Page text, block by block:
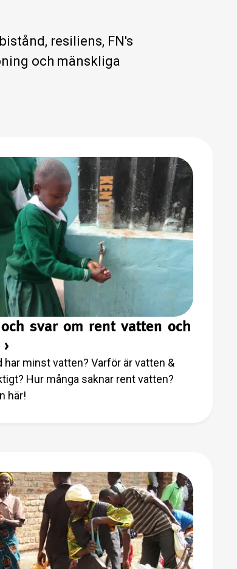
resiliens, FN's
och mänskliga
svar om rent vatten och
har minst vatten? Varför är vatten &
Hur många saknar rent vatten?
här!